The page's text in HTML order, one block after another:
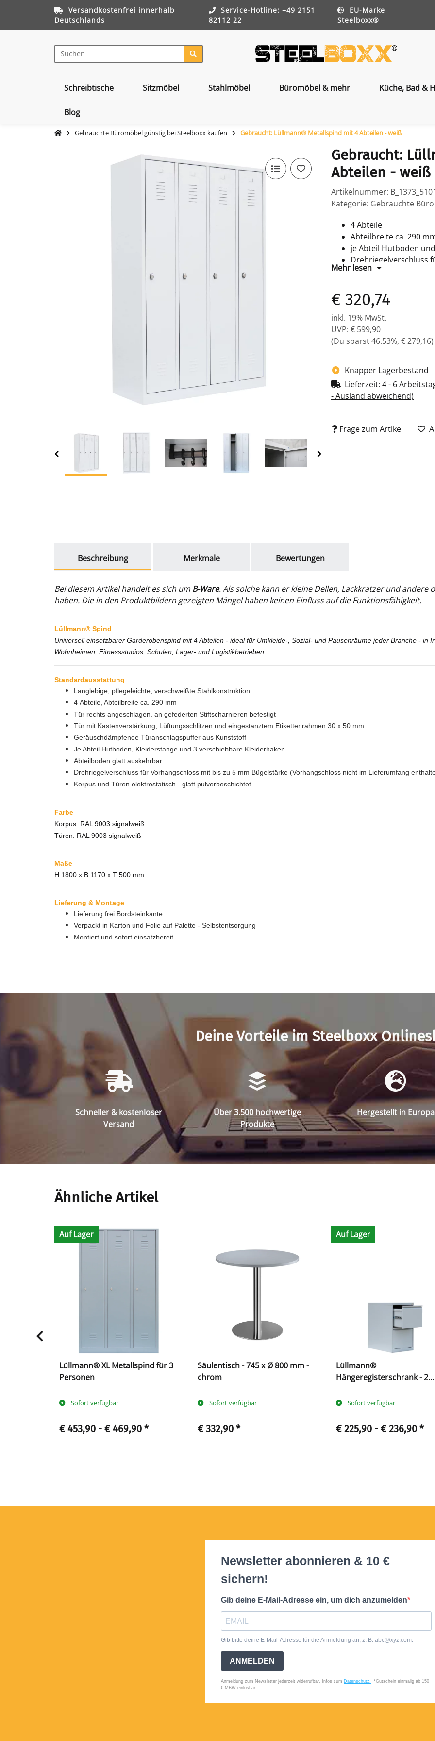
Versandkostenfrei innerhalb
Deutschlands
Service-Hotline: +49 2151
82112 22
EU-Marke
Steelboxx®
Schreibtische Sitzmöbel Stahlmöbel Büromöbel & mehr Küche, Bad &
Blog
Gebrauchte Büromöbel günstig bei Steelboxx kaufen Gebraucht: Lüllmann® Metallspind mit 4 Abteilen - weiß
Gebraucht:
Abteilen - weiß
Artikelnummer:
Kategorie: Gebrauchte
4 Abteile
Abteilbreite ca. 290
je Abteil Hutboden
Drehriegelverschluss
Maße: H 1800 x B
Komplett montiert
Mehr lesen
€ 320,74
inkl. 19% MwSt.
UVP: € 599,90
(Du sparst46.53%, € 279,16)
Knapper Lagerbestand
Lieferzeit: 4 - 6
- Ausland abweichend)
Frage zum Artikel
Beschreibung
Merkmale Bewertungen
Bei diesem Artikel handelt es sich um B-Ware. Als solche kann er kleine Dellen, Lackkratzer und andere
haben. Die in den Produktbildern gezeigten Mängel haben keinen Einfluss auf die Funktionsfähigkeit.
Lüllmann® Spind
Universell einsetzbarer Garderobenspind mit 4 Abteilen - ideal für Umkleide-, Sozial- und Pausenräume jeder Branche - in
Wohnheimen, Fitnessstudios, Schulen, Lager- und Logistikbetrieben.
Standardausstattung
Langlebige, pflegeleichte, verschweißte Stahlkonstruktion
4 Abteile, Abteilbreite ca. 290 mm
Tür rechts angeschlagen, an gefederten Stiftscharnieren befestigt
Tür mit Kastenverstärkung, Lüftungsschlitzen und eingestanztem Etikettenrahmen 30 x 50 mm
Geräuschdämpfende Türanschlagspuffer aus Kunststoff
Je Abteil Hutboden, Kleiderstange und 3 verschiebbare Kleiderhaken
Abteilboden glatt auskehrbar
Drehriegelverschluss für Vorhangschloss mit bis zu 5 mm Bügelstärke (Vorhangschloss nicht im Lieferumfang
Korpus und Türen elektrostatisch - glatt pulverbeschichtet
Farbe
Korpus: RAL 9003 signalweiß
Türen: RAL 9003 signalweiß
Maße
H 1800 x B 1170 x T 500 mm
Lieferung & Montage
Lieferung frei Bordsteinkante
Verpackt in Karton und Folie auf Palette - Selbstentsorgung
Montiert und sofort einsatzbereit
Deine Vorteile im Steelboxx
Schneller & kostenloser
Versand
Über 3.500 hochwertige
Produkte
Hergestellt in Europa
Ähnliche Artikel
Auf Lager
Lüllmann® XL Metallspind für 3
Personen
Sofort verfügbar
€ 453,90 - € 469,90 *
Säulentisch - 745 x Ø 800 mm -
chrom
Sofort verfügbar
€ 332,90 *
Auf Lager
Lüllmann®
Hängeregisterschrank - 2
Sofort verfügbar
€ 225,90 - € 236,90 *